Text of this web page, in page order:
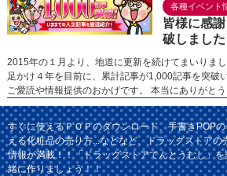
各種イベント
皆様に感
破しました
2015年の１月より、地道に更新を続けてまいりま
足かけ４年を目前に、累計記事が1,000記事を突破
ご愛読や情報提供のおかげです。 本当にありがと
すぐに使えるＰＯＰのダウンロード、手書きPOP
える化粧品の売り方...などなど、ドラッグストアの
情報が満載！！「ドラッグストアてんとうむし」
緒に作りましょう！！